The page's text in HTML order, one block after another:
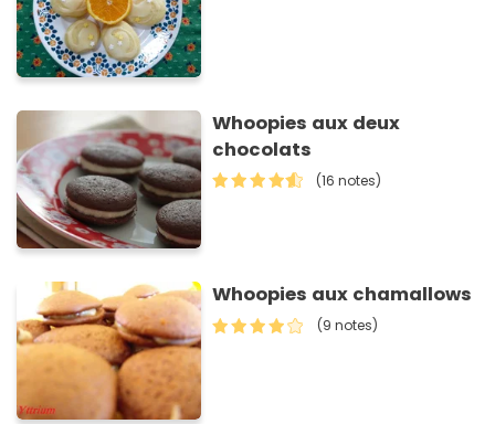
Whoopies aux deux
chocolats
(16 notes)
Whoopies aux chamallows
(9 notes)